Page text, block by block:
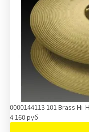
0000144113 101 Brass
4 160 руб